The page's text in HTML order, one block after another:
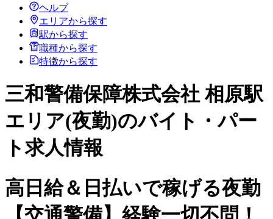
ヘルプ
エリアから探す
駅から探す
職種から探す
特徴から探す
三和警備保障株式会社 相原駅
エリア(夜勤)のバイト・パー
ト求人情報
高日給＆日払いで稼げる夜勤
【交通警備】経験一切不問！